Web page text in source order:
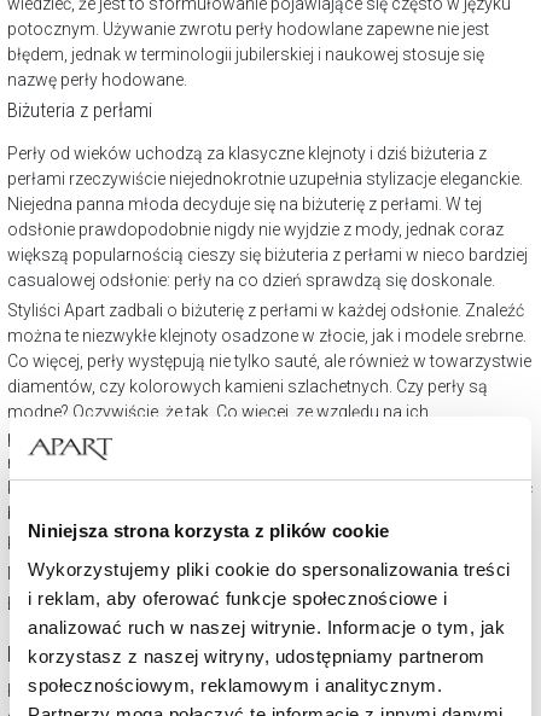
Niniejsza strona korzysta z plików cookie
Wykorzystujemy pliki cookie do spersonalizowania treści
i reklam, aby oferować funkcje społecznościowe i
analizować ruch w naszej witrynie. Informacje o tym, jak
korzystasz z naszej witryny, udostępniamy partnerom
społecznościowym, reklamowym i analitycznym.
potocznym. Używanie zwrotu perły hodowlane zapewne nie jest
błędem, jednak w terminologii jubilerskiej i naukowej stosuje się
nazwę perły hodowane.
Biżuteria z perłami
Perły od wieków uchodzą za klasyczne klejnoty i dziś biżuteria z
perłami rzeczywiście niejednokrotnie uzupełnia stylizacje eleganckie.
Niejedna panna młoda decyduje się na biżuterię z perłami. W tej
odsłonie prawdopodobnie nigdy nie wyjdzie z mody, jednak coraz
większą popularnością cieszy się biżuteria z perłami w nieco bardziej
casualowej odsłonie: perły na co dzień sprawdzą się doskonale.
Styliści Apart zadbali o biżuterię z perłami w każdej odsłonie. Znaleźć
można te niezwykłe klejnoty osadzone w złocie, jak i modele srebrne.
Co więcej, perły występują nie tylko sauté, ale również w towarzystwie
diamentów , czy kolorowych kamieni szlachetnych. Czy perły są
modne? Oczywiście, że tak. Co więcej, ze względu na ich
ponadczasowość i klasyczny wymiar, doskonale uzupełniać będą
niejedną stylizację. Biżuteria z perłami pięknie podkreśli wieczorową
kreację, jak i prezentować się będzie atrakcyjnie na co dzień.
Jak nosić
biżuterię z perłami?
Kolczyki z perłami
Naszyjniki z perłami
Bransoletki z perłami
Perły dla mężczyzn
Perły męskie to jeden z najgorętszych trendów i coraz popularniejsza